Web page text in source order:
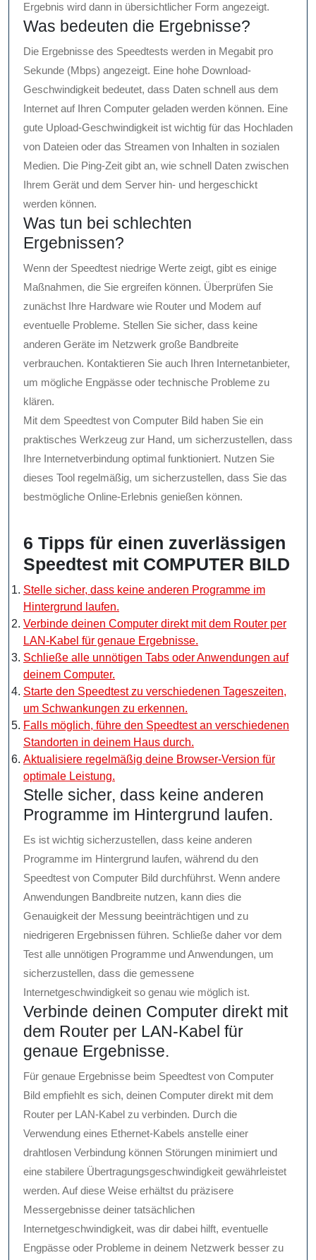
Ergebnis wird dann in übersichtlicher Form angezeigt.
Was bedeuten die Ergebnisse?
Die Ergebnisse des Speedtests werden in Megabit pro
Sekunde (Mbps) angezeigt. Eine hohe Download-
Geschwindigkeit bedeutet, dass Daten schnell aus dem
Internet auf Ihren Computer geladen werden können. Eine
gute Upload-Geschwindigkeit ist wichtig für das Hochladen
von Dateien oder das Streamen von Inhalten in sozialen
Medien. Die Ping-Zeit gibt an, wie schnell Daten zwischen
Ihrem Gerät und dem Server hin- und hergeschickt
werden können.
Was tun bei schlechten
Ergebnissen?
Wenn der Speedtest niedrige Werte zeigt, gibt es einige
Maßnahmen, die Sie ergreifen können. Überprüfen Sie
zunächst Ihre Hardware wie Router und Modem auf
eventuelle Probleme. Stellen Sie sicher, dass keine
anderen Geräte im Netzwerk große Bandbreite
verbrauchen. Kontaktieren Sie auch Ihren Internetanbieter,
um mögliche Engpässe oder technische Probleme zu
klären.
Mit dem Speedtest von Computer Bild haben Sie ein
praktisches Werkzeug zur Hand, um sicherzustellen, dass
Ihre Internetverbindung optimal funktioniert. Nutzen Sie
dieses Tool regelmäßig, um sicherzustellen, dass Sie das
bestmögliche Online-Erlebnis genießen können.
6 Tipps für einen zuverlässigen
Speedtest mit COMPUTER BILD
Stelle sicher, dass keine anderen Programme im
Hintergrund laufen.
Verbinde deinen Computer direkt mit dem Router per
LAN-Kabel für genaue Ergebnisse.
Schließe alle unnötigen Tabs oder Anwendungen auf
deinem Computer.
Starte den Speedtest zu verschiedenen Tageszeiten,
um Schwankungen zu erkennen.
Falls möglich, führe den Speedtest an verschiedenen
Standorten in deinem Haus durch.
Aktualisiere regelmäßig deine Browser-Version für
optimale Leistung.
Stelle sicher, dass keine anderen
Programme im Hintergrund laufen.
Es ist wichtig sicherzustellen, dass keine anderen
Programme im Hintergrund laufen, während du den
Speedtest von Computer Bild durchführst. Wenn andere
Anwendungen Bandbreite nutzen, kann dies die
Genauigkeit der Messung beeinträchtigen und zu
niedrigeren Ergebnissen führen. Schließe daher vor dem
Test alle unnötigen Programme und Anwendungen, um
sicherzustellen, dass die gemessene
Internetgeschwindigkeit so genau wie möglich ist.
Verbinde deinen Computer direkt mit
dem Router per LAN-Kabel für
genaue Ergebnisse.
Für genaue Ergebnisse beim Speedtest von Computer
Bild empfiehlt es sich, deinen Computer direkt mit dem
Router per LAN-Kabel zu verbinden. Durch die
Verwendung eines Ethernet-Kabels anstelle einer
drahtlosen Verbindung können Störungen minimiert und
eine stabilere Übertragungsgeschwindigkeit gewährleistet
werden. Auf diese Weise erhältst du präzisere
Messergebnisse deiner tatsächlichen
Internetgeschwindigkeit, was dir dabei hilft, eventuelle
Engpässe oder Probleme in deinem Netzwerk besser zu